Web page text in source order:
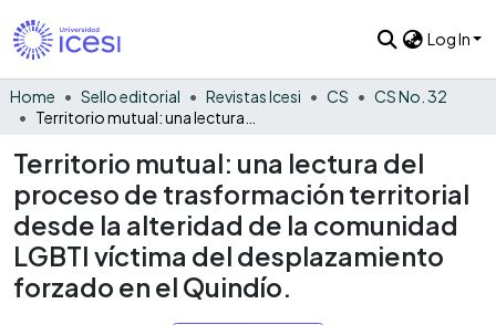
Log In
Home Sello editorial Revistas Icesi CS
CS No. 32
Territorio mutual: una lectura del
proceso de trasformación territorial
desde la alteridad de la comunidad
LGBTI víctima del desplazamiento
forzado en el Quindío.